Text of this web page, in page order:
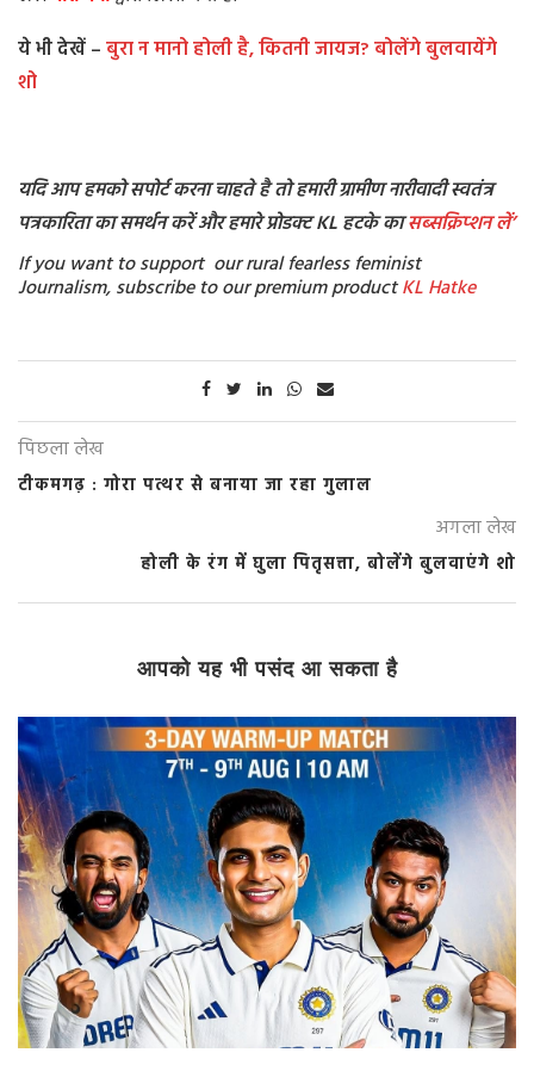
ये भी देखें –बुरा न मानो होली है, कितनी जायज? बोलेंगे बुलवायेंगे
शो
यदि आप हमको सपोर्ट करना चाहते है तो हमारी ग्रामीण नारीवादी स्वतंत्र
पत्रकारिता का समर्थन करें और हमारे प्रोडक्ट KL हटके कासब्सक्रिप्शनलें’
If you want to support our rural fearless feminist
Journalism, subscribe to our premium productKL Hatke
पिछला लेख
टीकमगढ़ : गोरा पत्थर से बनाया जा रहा गुलाल
अगला लेख
होली के रंग में घुला पितृसत्ता, बोलेंगे बुलवाएंगे शो
आपको यह भी पसंद आ सकता है